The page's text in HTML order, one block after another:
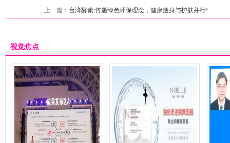
上一篇： 台湾酵素:传递绿色环保理念，健康瘦身与护肤并行!
视觉焦点